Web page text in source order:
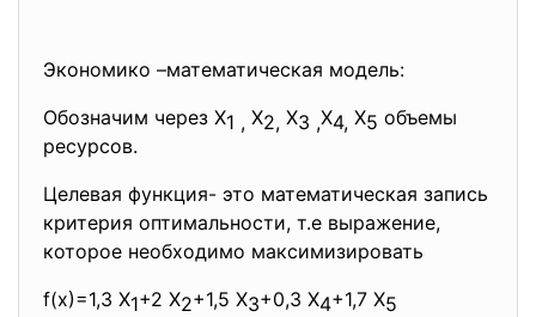
Экономико –математическая модель:
Обозначим через X1 , X2, X3 ,X4, X5 объемы
ресурсов.
Целевая функция- это математическая запись
критерия оптимальности, т.е выражение,
которое необходимо максимизировать
f(х)=1,3 X1+2 X2+1,5 X3+0,3 X4+1,7 X5